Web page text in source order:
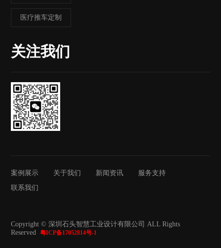
医疗推车定制
关注我们
案例展示 关于我们 新闻资讯
服务支持
联系我们
Copyright © 深圳石头智慧工业设计有限公司 ALL Rights
Reserved粤ICP备17052814号-1